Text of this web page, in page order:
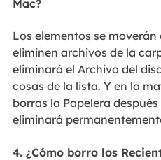
Mac?
Los elementos se
eliminen archivos de la
eliminará el Archivo del
cosas de la lista. Y en la
borras la Papelera
eliminará
4. ¿Cómo borro los